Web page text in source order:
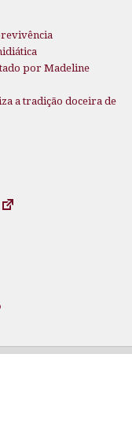
por Madeline
a tradição doceira de